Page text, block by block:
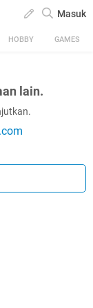
Masuk
HOBBY GAMES
lain.